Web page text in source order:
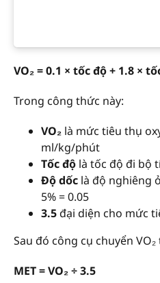
VO₂ = 0.1 × tốc độ + 1.8 ×
Trong công thức này:
VO₂ là mức tiêu thụ
ml/kg/phút
Tốc độ là tốc độ đi bộ
Độ dốc là độ nghiêng
5% = 0.05
3.5đại diện cho mức
Sau đó công cụ chuyển VO₂
MET = VO₂ ÷ 3.5